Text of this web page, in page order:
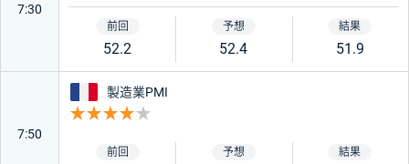
7:30
52.2 52.4 51.9
7:50
フランス
製造業PMI